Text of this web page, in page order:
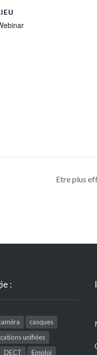
Etre plus
:
casques
unifiées
DECT Emploi